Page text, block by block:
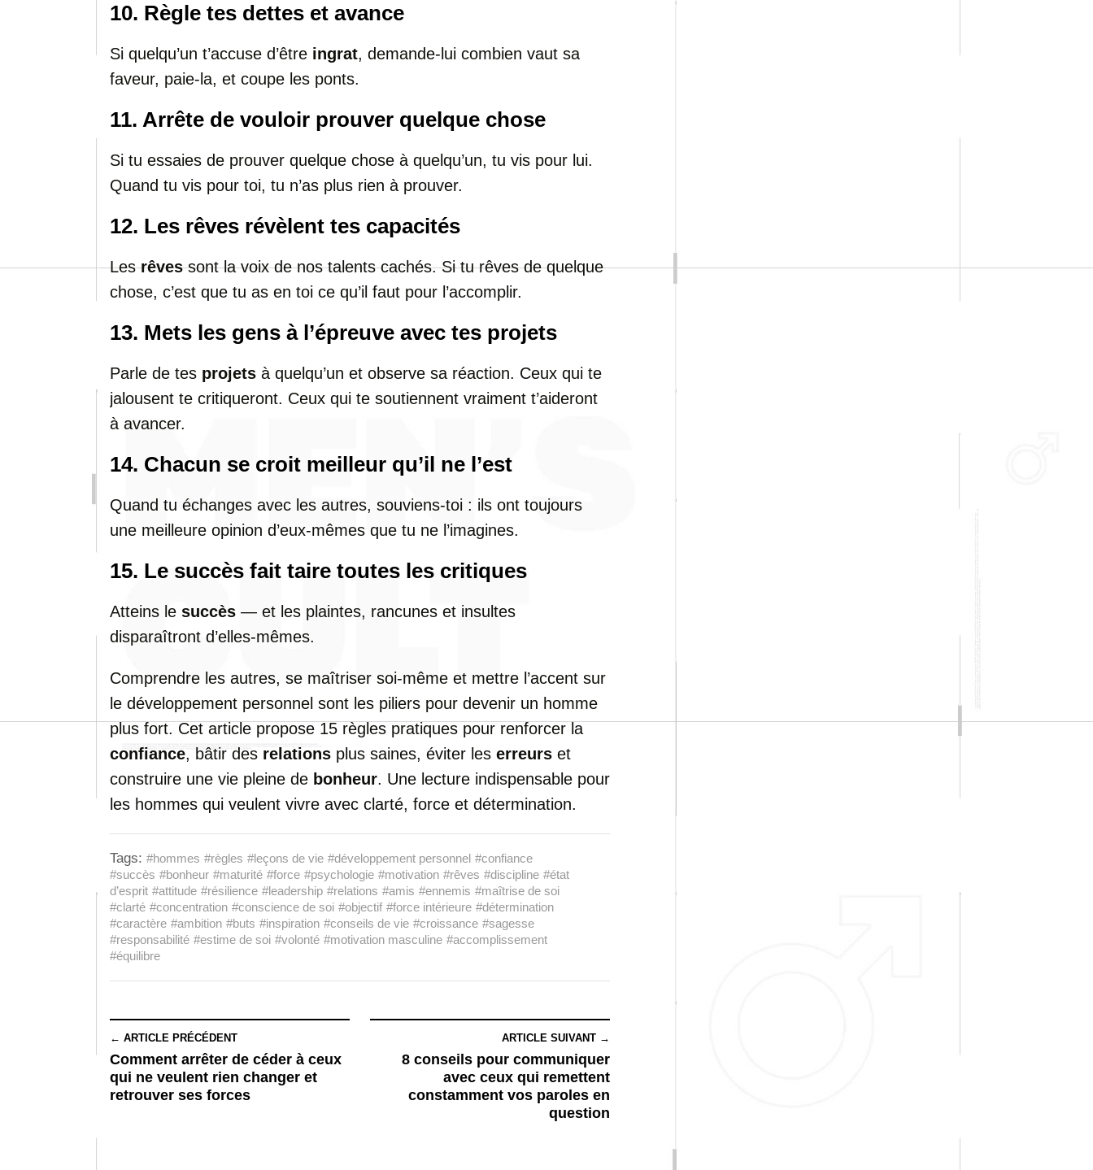
10. Règle tes dettes et avance
Si quelqu’un t’accuse d’être ingrat, demande-lui combien vaut sa
faveur, paie-la, et coupe les ponts.
11. Arrête de vouloir prouver quelque chose
Si tu essaies de prouver quelque chose à quelqu’un, tu vis pour lui.
Quand tu vis pour toi, tu n’as plus rien à prouver.
12. Les rêves révèlent tes capacités
Lesrêvessont la voix de nos talents cachés. Si tu rêves de quelque
chose, c’est que tu as en toi ce qu’il faut pour l’accomplir.
13. Mets les gens à l’épreuve avec tes projets
Parle de tes projets à quelqu’un et observe sa réaction. Ceux qui te
jalousent te critiqueront. Ceux qui te soutiennent vraiment t’aideront
à avancer.
14. Chacun se croit meilleur qu’il ne l’est
Quand tu échanges avec les autres, souviens-toi : ils ont toujours
une meilleure opinion d’eux-mêmes que tu ne l’imagines.
15. Le succès fait taire toutes les critiques
Atteins le succès — et les plaintes, rancunes et insultes
disparaîtront d’elles-mêmes.
Comprendre les autres, se maîtriser soi-même et mettre l’accent sur
le développement personnel sont les piliers pour devenir un homme
plus fort. Cet article propose 15 règles pratiques pour renforcer la
confiance, bâtir des relations plus saines, éviter les erreurs et
construire une vie pleine de bonheur. Une lecture indispensable pour
les hommes qui veulent vivre avec clarté, force et détermination.
Tags: #hommes #règles #leçons de vie #développement personnel #confiance
#succès #bonheur #maturité #force #psychologie #motivation #rêves #discipline #état
d’esprit #attitude #résilience #leadership #relations #amis #ennemis #maîtrise de soi
#clarté #concentration #conscience de soi #objectif #force intérieure #détermination
#caractère #ambition #buts #inspiration #conseils de vie #croissance #sagesse
#responsabilité #estime de soi #volonté #motivation masculine #accomplissement
#équilibre
← ARTICLE PRÉCÉDENT
Comment arrêter de céder à ceux
qui ne veulent rien changer et
retrouver ses forces
ARTICLE SUIVANT →
8 conseils pour communiquer
avec ceux qui remettent
constamment vos paroles en
question